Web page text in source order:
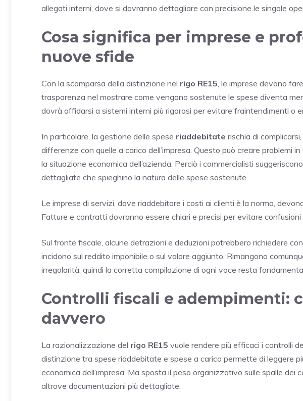
allegati interni, dove si dovranno dettagliare con precisione le singole
Cosa significa per imprese e
nuove sfide
Con la scomparsa della distinzione nel rigo RE15 , le imprese devono
trasparenza nel mostrare come vengono sostenute le spese diventa
dovrà affidarsi a sistemi interni più rigorosi per evitare fraintendimenti o
In particolare, la gestione delle spese riaddebitate rischia di
differenze con quelle a carico dell’impresa. Questo può creare problemi
la situazione economica dell’azienda. Perciò i commercialisti
dettagliate che spieghino la natura delle spese sostenute.
Le imprese di servizi, dove riaddebitare i costi ai clienti è la norma,
Fatture e contratti dovranno essere chiari e precisi per evitare confusioni
Sul fronte fiscale, alcune detrazioni e deduzioni potrebbero richiedere
incidono sul reddito imponibile o sul valore aggiunto. Rimangono
irregolarità, quindi la corretta compilazione di ogni voce resta
Controlli fiscali e adempimenti:
davvero
La razionalizzazione del rigo RE15 vuole rendere più efficaci i controlli
distinzione tra spese riaddebitate e spese a carico permette di leggere
economica dell’impresa. Ma sposta il peso organizzativo sulle spalle dei
altrove documentazioni più dettagliate.